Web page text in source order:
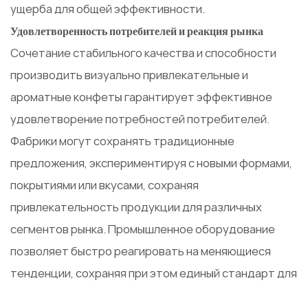
ущерба для общей эффективности.
Удовлетворенность потребителей и реакция рынка
Сочетание стабильного качества и способности
производить визуально привлекательные и
ароматные конфеты гарантирует эффективное
удовлетворение потребностей потребителей.
Фабрики могут сохранять традиционные
предложения, экспериментируя с новыми формами,
покрытиями или вкусами, сохраняя
привлекательность продукции для различных
сегментов рынка. Промышленное оборудование
позволяет быстро реагировать на меняющиеся
тенденции, сохраняя при этом единый стандарт для